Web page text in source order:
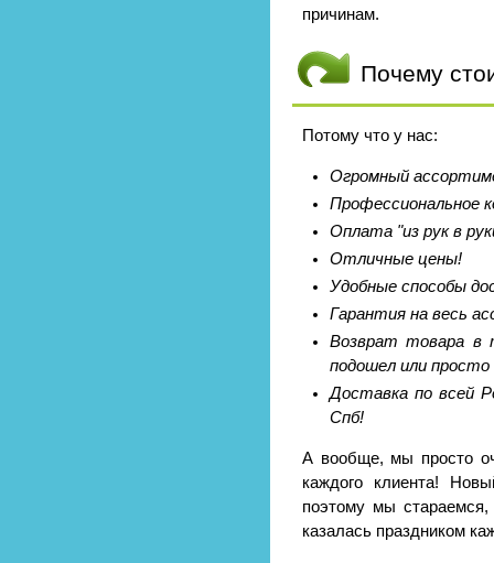
причинам.
Почему
Потому что у нас:
Огромный
Профессиональное
Оплата "из рук в
Отличные цены!
Удобные способы
Гарантия на весь
Возврат товара в
подошел или просто
Доставка по всей
Спб!
А вообще, мы просто
каждого клиента!
поэтому мы
казалась праздником